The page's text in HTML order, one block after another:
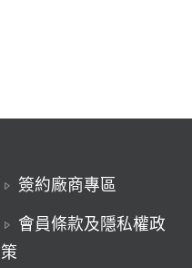
簽約廠商專區
會員條款及隱私權政
策